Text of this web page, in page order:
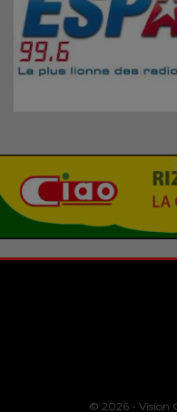
© 2026 - Vision